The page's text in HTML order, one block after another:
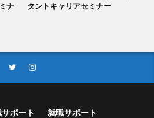
ナ
タントキャリアセミナー
ポート
就職サポート